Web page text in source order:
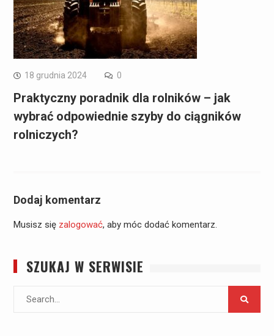
18 grudnia 2024 0
Praktyczny poradnik dla rolników – jak
wybrać odpowiednie szyby do ciągników
rolniczych?
Dodaj komentarz
Musisz się zalogować, aby móc dodać komentarz.
SZUKAJ W SERWISIE